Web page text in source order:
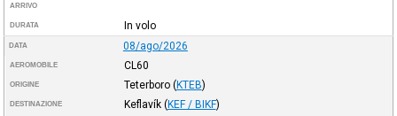
ARRIVO
DURATA In volo
DATA 08/ago/2026
AEROMOBILE CL60
ORIGINE Teterboro (KTEB)
DESTINAZIONE Keflavík (KEF / BIKF)